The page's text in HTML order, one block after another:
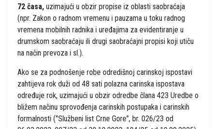
72 časa, uzimajući u obzir propise iz oblasti saobraćaja
(npr. Zakon o radnom vremenu i pauzama u toku radnog
vremena mobilnih radnika i uređajima za evidentiranje u
drumskom saobraćaju ili drugi saobraćajni propisi koji utiču
na način prevoza i sl.).
Ako se za podnošenje robe odredišnoj carinskoj ispostavi
zahtijeva rok duži od 48 sati polazna carinska ispostava
određuje rok, uzimajući u obzir odredbe člana 423 Uredbe o
bližem načinu sprovođenja carinskih postupaka i carinskih
formalnosti ("Službeni list Crne Gore", br. 026/23 od